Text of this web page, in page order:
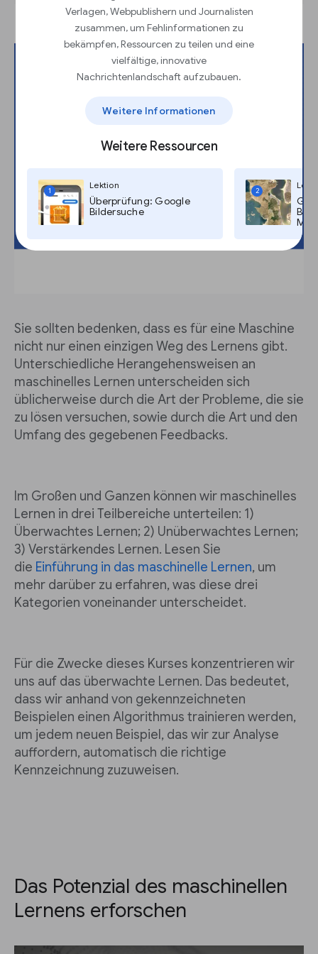
Verlagen, Webpublishern und Journalisten
zusammen, um Fehlinformationen zu
bekämpfen, Ressourcen zu teilen und eine
vielfältige, innovative
Nachrichtenlandschaft aufzubauen.
Weitere Informationen
Weitere Ressourcen
1
Lektion
Überprüfung: Google
Bildersuche
2
Sie sollten bedenken, dass es für eine Maschine
nicht nur einen einzigen Weg des Lernens gibt.
Unterschiedliche Herangehensweisen an
maschinelles Lernen unterscheiden sich
üblicherweise durch die Art der Probleme, die sie
zu lösen versuchen, sowie durch die Art und den
Umfang des gegebenen Feedbacks.
Im Großen und Ganzen können wir maschinelles
Lernen in drei Teilbereiche unterteilen: 1)
Überwachtes Lernen; 2) Unüberwachtes Lernen;
3) Verstärkendes Lernen. Lesen Sie
die Einführung in das maschinelle Lernen, um
mehr darüber zu erfahren, was diese drei
Kategorien voneinander unterscheidet.
Für die Zwecke dieses Kurses konzentrieren wir
uns auf das überwachte Lernen. Das bedeutet,
dass wir anhand von gekennzeichneten
Beispielen einen Algorithmus trainieren werden,
um jedem neuen Beispiel, das wir zur Analyse
auffordern, automatisch die richtige
Kennzeichnung zuzuweisen.
Das Potenzial des maschinellen
Lernens erforschen